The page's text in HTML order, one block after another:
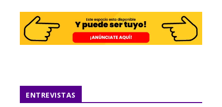
ENTREVISTAS